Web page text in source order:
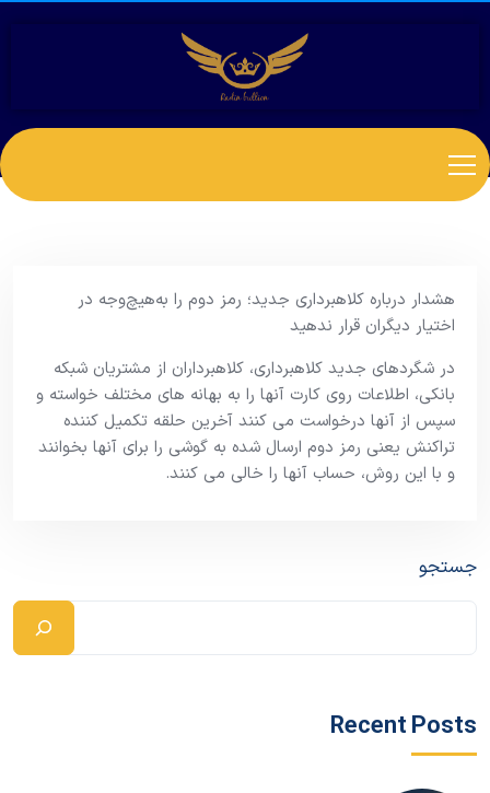
هشدار درباره کلاهبرداری جدید؛ رمز دوم را به‌هیچ‌وجه در
اختیار دیگران قرار ندهید
در شگردهای جدید کلاهبرداری، کلاهبرداران از مشتریان شبکه
بانکی، اطلاعات روی کارت آنها را به بهانه های مختلف خواسته و
سپس از آنها درخواست می کنند آخرین حلقه تکمیل کننده
تراکنش یعنی رمز دوم ارسال شده به گوشی را برای آنها بخوانند
و با این روش، حساب آنها را خالی می کنند.
جستجو
Recent Posts